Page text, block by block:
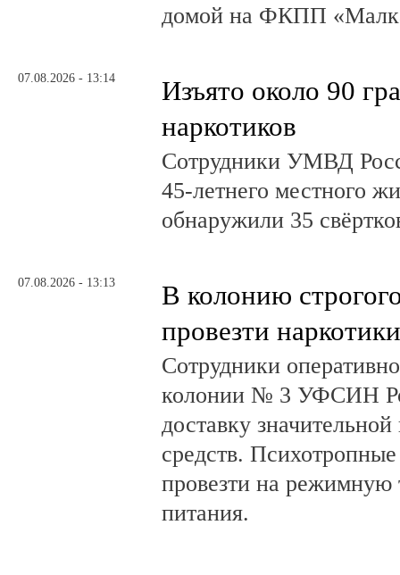
домой на ФКПП
07.08.2026 - 13:14
Изъято около 90
наркотиков
Сотрудники УМВД
45-летнего местного
обнаружили 35
07.08.2026 - 13:13
В колонию
провезти наркотики
Сотрудники
колонии № 3 УФСИН
доставку
средств.
провезти на режимную
питания.